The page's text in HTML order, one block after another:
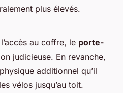
plus élevés.
au coffre, le porte-
judicieuse. En revanche,
additionnel qu’il
vélos jusqu’au toit.